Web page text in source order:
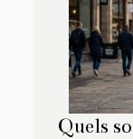
Quels